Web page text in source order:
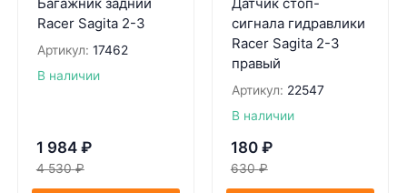
Racer Sagita 2-3
Артикул: 17462
В наличии
1 984 ₽
4 530 ₽
сигнала гидравлики
Racer Sagita 2-3
правый
Артикул: 22547
В наличии
180 ₽
630 ₽